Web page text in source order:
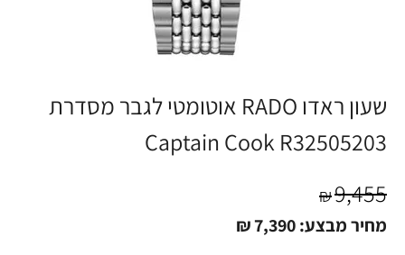
שעון ראדו RADO אוטומטי לגבר מסדרת
Captain Cook R32505203
₪9,455
מחיר מבצע: ₪7,390